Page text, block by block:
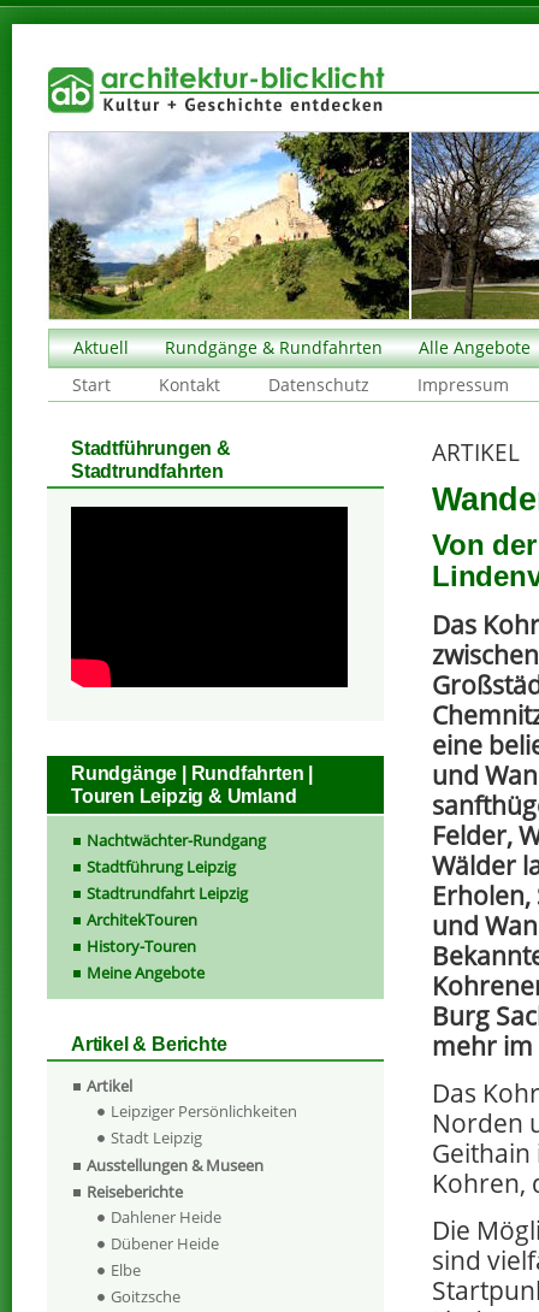
Aktuell Rundgänge & Rundfahrten
Alle Angebote
Start
Kontakt Datenschutz Impressum
ARTIKEL
Von
Das
eine
und
Felder,
Wälder
und
Burg
mehr im
Das
Norden
Kohren,
Die
sind
Stadtführungen &
Stadtrundfahrten
Rundgänge | Rundfahrten |
Touren Leipzig & Umland
Nachtwächter-Rundgang
Stadtführung Leipzig
Stadtrundfahrt Leipzig
ArchitekTouren
History-Touren
Meine Angebote
Artikel & Berichte
Artikel
Leipziger Persönlichkeiten
Stadt Leipzig
Ausstellungen & Museen
Reiseberichte
Dahlener Heide
Dübener Heide
Elbe
Goitzsche